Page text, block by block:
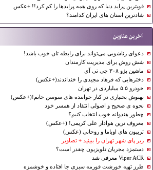
قویترین پراید دنیا که روی همه پرایدها را کم کرد!! +عکس
شادترین استان های ایران کدامند؟
آخرین عناوین
دعوای زناشویی می‌تواند برای رابطه تان خوب باشد!
شش روش برای مدیریت کارمندان
ماشین پژو ۳۰۸ جی تی آی
دخترهایی كه فرهاد مجیدی را خنداندند(+عكس)
خودرو ۵.۵ میلیاردی در تهران
بهنوش بختیاری در کنار خواننده های سوسن خانم!(+عکس)
نحوه ی صحیح و اصولی انتقاد از همسر خود
چطور هندوانه خوب انتخاب کنیم؟
معروف ترین هوادار علی کریمی! (+عکس)
تریبون های اوباما و روحانی (عکس)
زیر پای شهر تهران را ببینید + تصاویر
دستمزد مجریان تلویزیون چقدر است؟
Viper ACR معرفی شد
طرز تهیه خورشت قورمه سبزی جا افتاده و خوشمزه